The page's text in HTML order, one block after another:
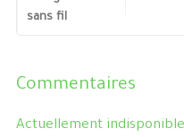
sans fil
Commentaires
Actuellement